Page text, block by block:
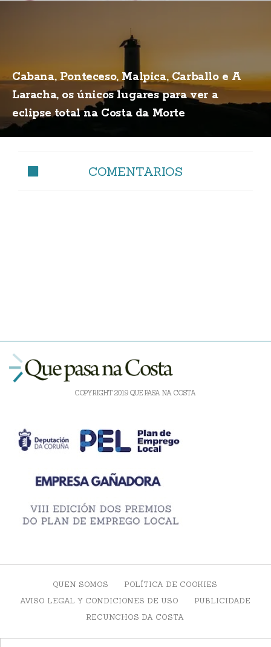
Cabana, Ponteceso, Malpica, Carballo e A
Laracha, os únicos lugares para ver a
eclipse total na Costa da Morte
COMENTARIOS
COPYRIGHT 2019 QUE PASA NA COSTA
QUEN SOMOS
POLÍTICA DE COOKIES
AVISO LEGAL Y CONDICIONES DE USO
PUBLICIDADE
RECUNCHOS DA COSTA